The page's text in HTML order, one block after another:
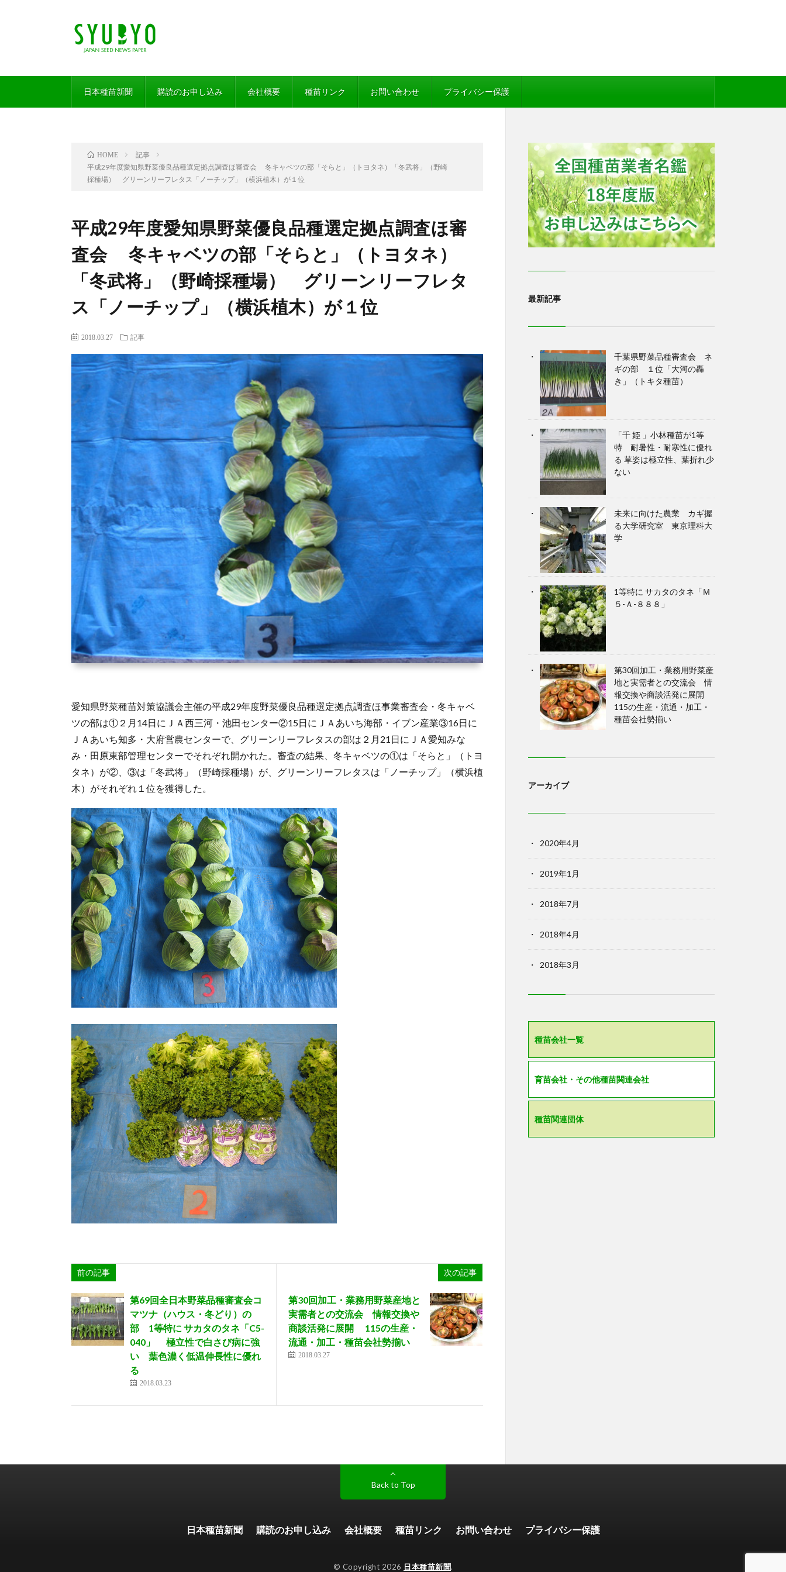
日本種苗新聞 購読のお申し込み 会社概要 種苗リンク お問い合わせ プライバシー保護
HOME
記事
平成29年度愛知県野菜優良品種選定拠点調査ほ審査会 冬キャベツの部「そらと」（トヨタネ）「冬武将」（野崎
採種場） グリーンリーフレタス「ノーチップ」（横浜植木）が１位
平成29年度愛知県野菜優良品種選定拠点調査ほ審
査会 冬キャベツの部「そらと」（トヨタネ）
「冬武将」（野崎採種場） グリーンリーフレタ
ス「ノーチップ」（横浜植木）が１位
2018.03.27 記事
愛知県野菜種苗対策協議会主催の平成29年度野菜優良品種選定拠点調査ほ事業審査会・冬キャベ
ツの部は①２月14日にＪＡ西三河・池田センター②15日にＪＡあいち海部・イブン産業③16日に
ＪＡあいち知多・大府営農センターで、グリーンリーフレタスの部は２月21日にＪＡ愛知みな
み・田原東部管理センターでそれぞれ開かれた。審査の結果、冬キャベツの①は「そらと」（トヨ
タネ）が②、③は「冬武将」（野崎採種場）が、グリーンリーフレタスは「ノーチップ」（横浜植
木）がそれぞれ１位を獲得した。
前の記事
第69回全日本野菜品種審査会コ
マツナ（ハウス・冬どり）の
部 1等特に サカタのタネ「C5-
040」 極立性で白さび病に強
い 葉色濃く低温伸長性に優れ
る
2018.03.23
次の記事
第30回加工・業務用野菜産地と
実需者との交流会 情報交換や
商談活発に展開 115の生産・
流通・加工・種苗会社勢揃い
2018.03.27
最新記事
千葉県野菜品種審査会 ネ
ギの部 １位「大河の轟
き」（トキタ種苗）
「千 姫 」小林種苗が1等
特 耐暑性・耐寒性に優れ
る 草姿は極立性、葉折れ少
ない
未来に向けた農業 カギ握
る大学研究室 東京理科大
学
1等特に サカタのタネ「Ｍ
５-Ａ-８８８」
第30回加工・業務用野菜産
地と実需者との交流会 情
報交換や商談活発に展開
115の生産・流通・加工・
種苗会社勢揃い
アーカイブ
2020年4月
2019年1月
2018年7月
2018年4月
2018年3月
種苗会社一覧
育苗会社・その他種苗関連会社
種苗関連団体
Back to Top
日本種苗新聞 購読のお申し込み 会社概要 種苗リンク お問い合わせ プライバシー保護
© Copyright 2026 日本種苗新聞.